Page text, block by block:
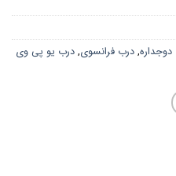
, درب فرانسوی, درب یو پی وی